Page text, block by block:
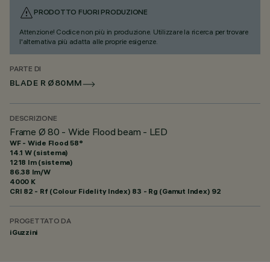
PRODOTTO FUORI PRODUZIONE
Attenzione! Codice non più in produzione. Utilizzare la ricerca per trovare
l'alternativa più adatta alle proprie esigenze.
PARTE DI
BLADE R Ø80MM
DESCRIZIONE
Frame Ø 80 - Wide Flood beam - LED
WF - Wide Flood 58°
14.1 W (sistema)
1218 lm (sistema)
86.38 lm/W
4000 K
CRI 82 - Rf (Colour Fidelity Index) 83 - Rg (Gamut Index) 92
PROGETTATO DA
iGuzzini